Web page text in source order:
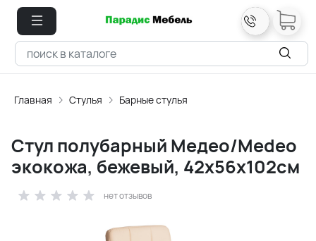
Главная Стулья Барные стулья
Стул полубарный Медео/Medeo
экокожа, бежевый, 42х56х102см
нет отзывов